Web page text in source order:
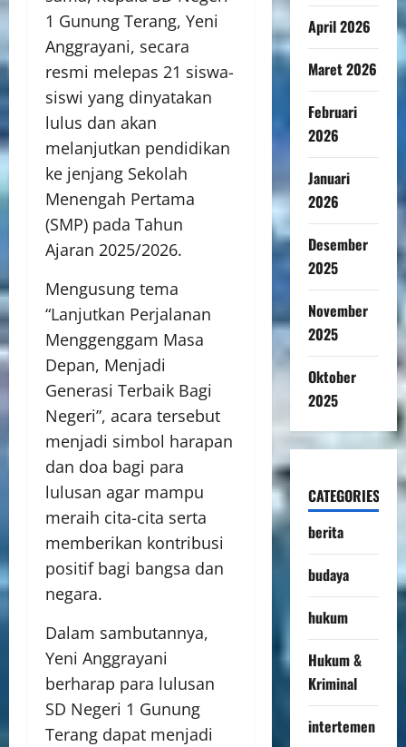
1 Gunung Terang, Yeni
Anggrayani, secara
resmi melepas 21 siswa-
siswi yang dinyatakan
lulus dan akan
melanjutkan pendidikan
ke jenjang Sekolah
Menengah Pertama
(SMP) pada Tahun
Ajaran 2025/2026.
Mengusung tema
“Lanjutkan Perjalanan
Menggenggam Masa
Depan, Menjadi
Generasi Terbaik Bagi
Negeri”, acara tersebut
menjadi simbol harapan
dan doa bagi para
lulusan agar mampu
meraih cita-cita serta
memberikan kontribusi
positif bagi bangsa dan
negara.
Dalam sambutannya,
Yeni Anggrayani
berharap para lulusan
SD Negeri 1 Gunung
Terang dapat menjadi
April 2026
Maret 2026
Februari
2026
Januari
2026
Desember
2025
November
2025
Oktober
2025
CATEGORIES
berita
budaya
hukum
Hukum &
Kriminal
intertemen